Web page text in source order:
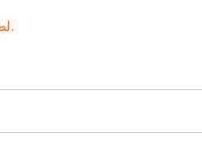
لطفا مقصد را انتخاب کنید.